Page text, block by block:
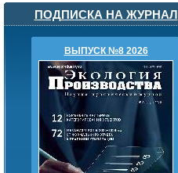
ПОДПИСКА НА ЖУРНАЛ
ВЫПУСК №8 2026